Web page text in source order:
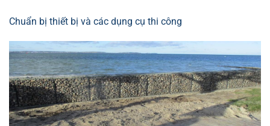
Chuẩn bị thiết bị và các dụng cụ thi công